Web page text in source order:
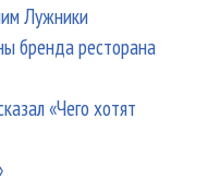
Лужники
бренда ресторана
«Чего хотят